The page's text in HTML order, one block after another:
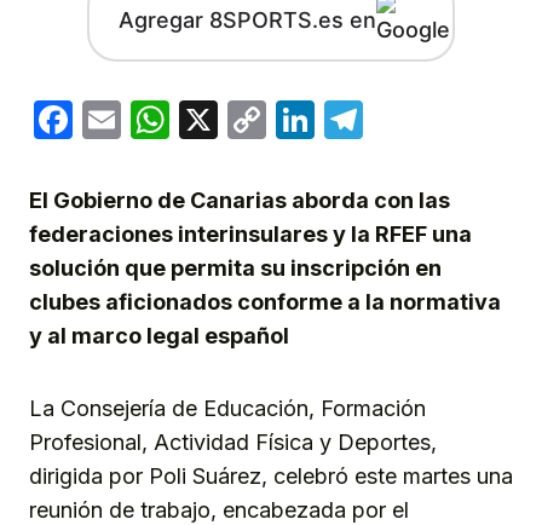
Agregar 8SPORTS.es en
Facebook
EmailWhatsApp
X
CopyLinkedIn
El Gobierno de Canarias aborda con las
federaciones interinsulares y la RFEF una
solución que permita su inscripción en
clubes aficionados conforme a la normativa
y al marco legal español
La Consejería de Educación, Formación
Profesional, Actividad Física y Deportes,
dirigida por Poli Suárez, celebró este martes una
reunión de trabajo, encabezada por el